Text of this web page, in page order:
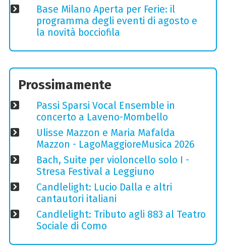
Base Milano Aperta per Ferie: il
programma degli eventi di agosto e
la novità bocciofila
Prossimamente
Passi Sparsi Vocal Ensemble in
concerto a Laveno-Mombello
Ulisse Mazzon e Maria Mafalda
Mazzon - LagoMaggioreMusica 2026
Bach, Suite per violoncello solo I -
Stresa Festival a Leggiuno
Candlelight: Lucio Dalla e altri
cantautori italiani
Candlelight: Tributo agli 883 al Teatro
Sociale di Como